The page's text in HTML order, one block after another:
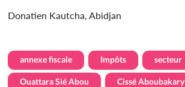
Donatien Kautcha, Abidjan
annexe fiscale Impôts secteur
Ouattara Sié Abou Cissé Aboubakary